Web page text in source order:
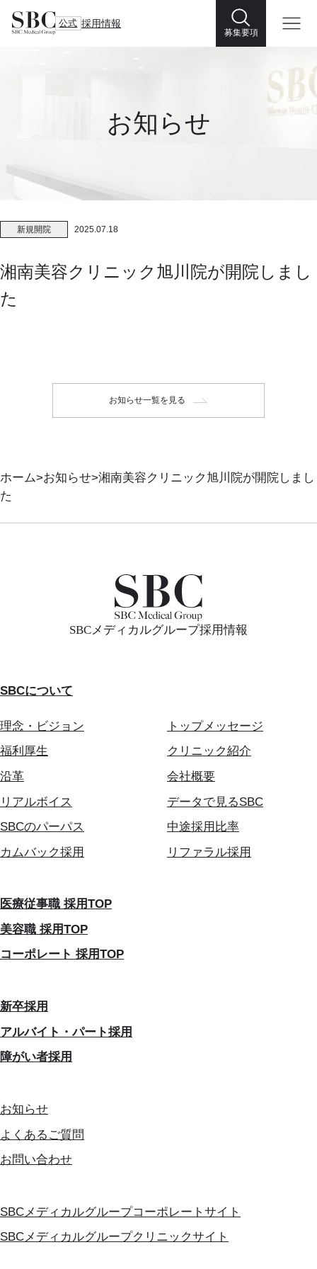
公式 採用情報
募集要項
お知らせ
新規開院 2025.07.18
湘南美容クリニック旭川院が開院しまし
た
お知らせ一覧を見る
ホーム お知らせ 湘南美容クリニック旭川院が開院しまし
た
SBCメディカルグループ採用情報
SBCについて
理念・ビジョン
トップメッセージ
福利厚生
クリニック紹介
沿革
会社概要
リアルボイス
データで見るSBC
SBCのパーパス
中途採用比率
カムバック採用
リファラル採用
医療従事職 採用TOP
美容職 採用TOP
コーポレート 採用TOP
新卒採用
アルバイト・パート採用
障がい者採用
お知らせ
よくあるご質問
お問い合わせ
SBCメディカルグループコーポレートサイト
SBCメディカルグループクリニックサイト